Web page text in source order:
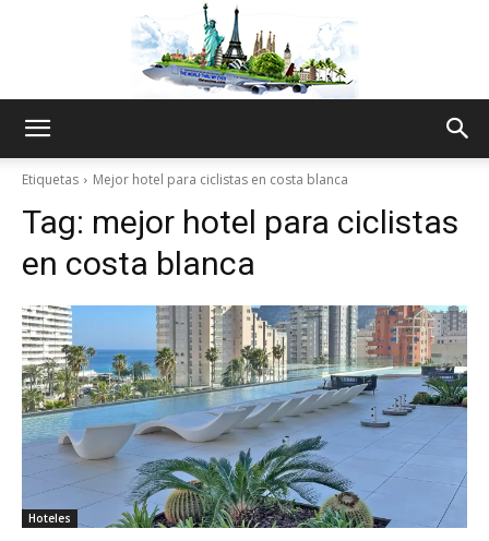
World
Thru
My
Etiquetas Mejor hotel para ciclistas en costa blanca
Tag: mejor hotel para ciclistas
en costa blanca
Hoteles